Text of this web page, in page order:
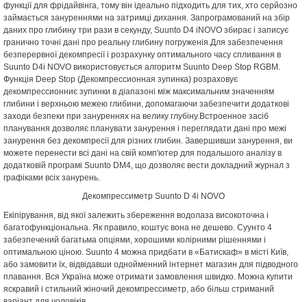
функції для фрідайвінга, тому він ідеально підходить для тих, хто серйозно
займається зануреннями на затримці дихання. Запрограмований на збір
даних про глибину три рази в секунду, Suunto D4 iNOVO збирає і записує
гранично точні дані про реальну глибину погруженія.Для забезпечення
безперервної декомпресії і розрахунку оптимального часу спливання в
Suunto D4i NOVO використовується алгоритм Suunto Deep Stop RGBM.
Функція Deep Stop (Декомпрессионная зупинка) розраховує
декомпрессионниє зупинки в діапазоні між максимальним значенням
глибини і верхньою межею глибини, допомагаючи забезпечити додаткові
заходи безпеки при зануреннях на велику глубіну.Встроенное засіб
планування дозволяє планувати занурення і переглядати дані про межі
занурення без декомпресії для різних глибин. Завершивши занурення, ви
можете перенести всі дані на свій комп'ютер для подальшого аналізу в
додатковій програмі Suunto DM4, що дозволяє вести докладний журнал з
графіками всіх занурень.
Декомпрессиметр Suunto D 4i NOVO
Екіпірування, від якої залежить збереження водолаза високоточна і
багатофункціональна. Як правило, коштує вона не дешево. Суунто 4
забезпечений багатьма опціями, хорошими колірними рішеннями і
оптимальною ціною. Suunto 4 можна придбати в «Батискаф» в місті Київ,
або замовити їх, відвідавши однойменний інтернет магазин для підводного
плавання. Вся Україна може отримати замовлення швидко. Можна купити
яскравий і стильний жіночий декомпрессиметр, або більш стриманий